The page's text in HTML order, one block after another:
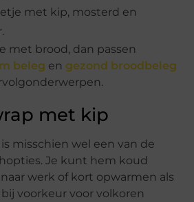
met kip, mosterd en
met brood, dan passen
beleg en gezond broodbeleg
met kip
misschien wel een van de
Je kunt hem koud
werk of kort opwarmen als
voorkeur voor volkoren